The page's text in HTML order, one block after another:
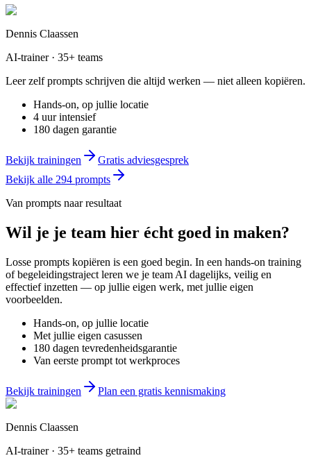
Dennis Claassen
AI-trainer · 35+ teams
Leer zelf prompts schrijven die altijd werken — niet alleen kopiëren.
Hands-on, op jullie locatie
4 uur intensief
180 dagen garantie
Bekijk trainingen
Gratis adviesgesprek
Bekijk alle 294 prompts
Van prompts naar resultaat
Wil je je team hier écht goed in maken?
Losse prompts kopiëren is een goed begin. In een hands-on training
of begeleidingstraject leren we je team AI dagelijks, veilig en
effectief inzetten — op jullie eigen werk, met jullie eigen
voorbeelden.
Hands-on, op jullie locatie
Met jullie eigen casussen
180 dagen tevredenheidsgarantie
Van eerste prompt tot werkproces
Bekijk trainingen Plan een gratis kennismaking
Dennis Claassen
AI-trainer · 35+ teams getraind